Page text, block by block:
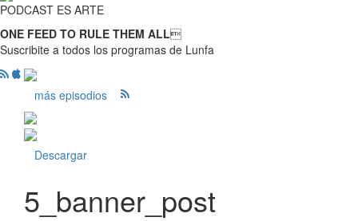
PODCAST ES ARTE
ONE FEED TO RULE THEM ALL
Suscribite a todos los programas de Lunfa
más episodios
Descargar
5_banner_post